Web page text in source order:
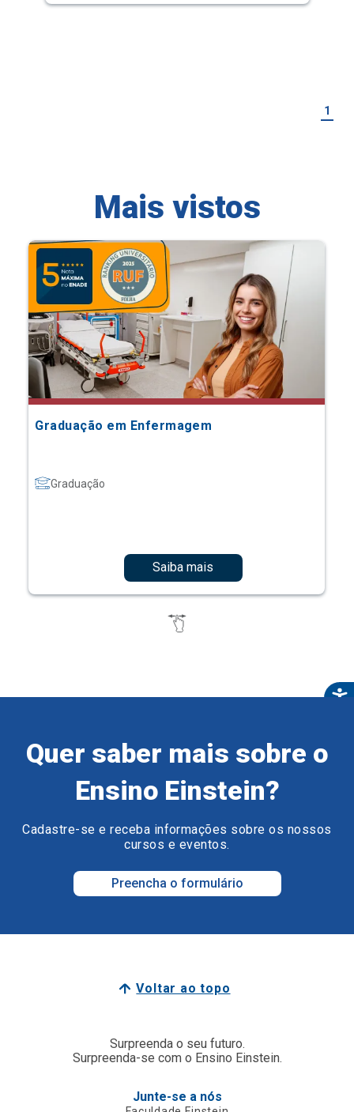
1
Mais vistos
Graduação em Enfermagem
Graduação
Saiba mais
Quer saber mais sobre o
Ensino Einstein?
Cadastre-se e receba informações sobre os nossos
cursos e eventos.
Preencha o formulário
Voltar ao topo
Surpreenda o seu futuro.
Surpreenda-se com o Ensino Einstein.
Junte-se a nós